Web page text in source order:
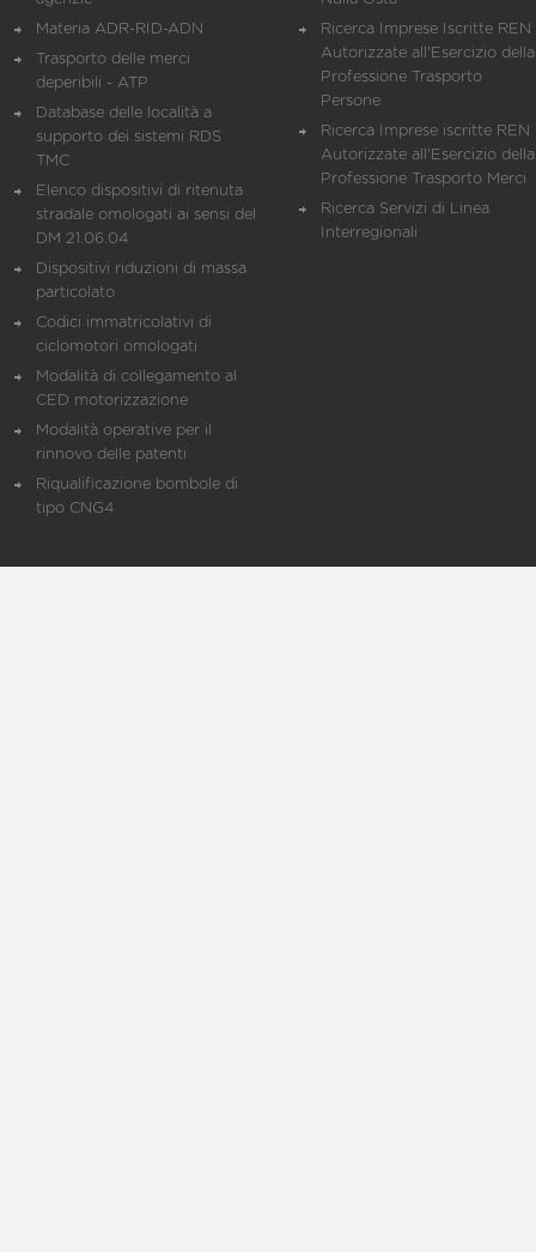
Materia ADR-RID-ADN
Trasporto delle merci
deperibili - ATP
Database delle località a
supporto dei sistemi RDS
TMC
Elenco dispositivi di ritenuta
stradale omologati ai sensi del
DM 21.06.04
Dispositivi riduzioni di massa
particolato
Codici immatricolativi di
ciclomotori omologati
Modalità di collegamento al
CED motorizzazione
Modalità operative per il
rinnovo delle patenti
Riqualificazione bombole di
tipo CNG4
Ricerca Imprese Iscritte REN
Autorizzate all'Esercizio della
Professione Trasporto
Persone
Ricerca Imprese iscritte REN
Autorizzate all'Esercizio della
Professione Trasporto Merci
Ricerca Servizi di Linea
Interregionali